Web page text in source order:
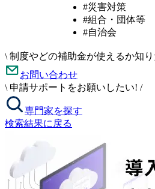
#災害対策
#組合・団体等
#自治会
\ 制度やどの補助金が使えるか知
お問い合わせ
\ 申請サポートをお願いしたい! /
専門家を探す
検索結果に戻る